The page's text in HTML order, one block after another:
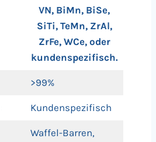
VN, BiMn, BiSe,
SiTi, TeMn, ZrAl,
ZrFe, WCe, oder
kundenspezifisch.
>99%
Kundenspezifisch
Waffel-Barren,